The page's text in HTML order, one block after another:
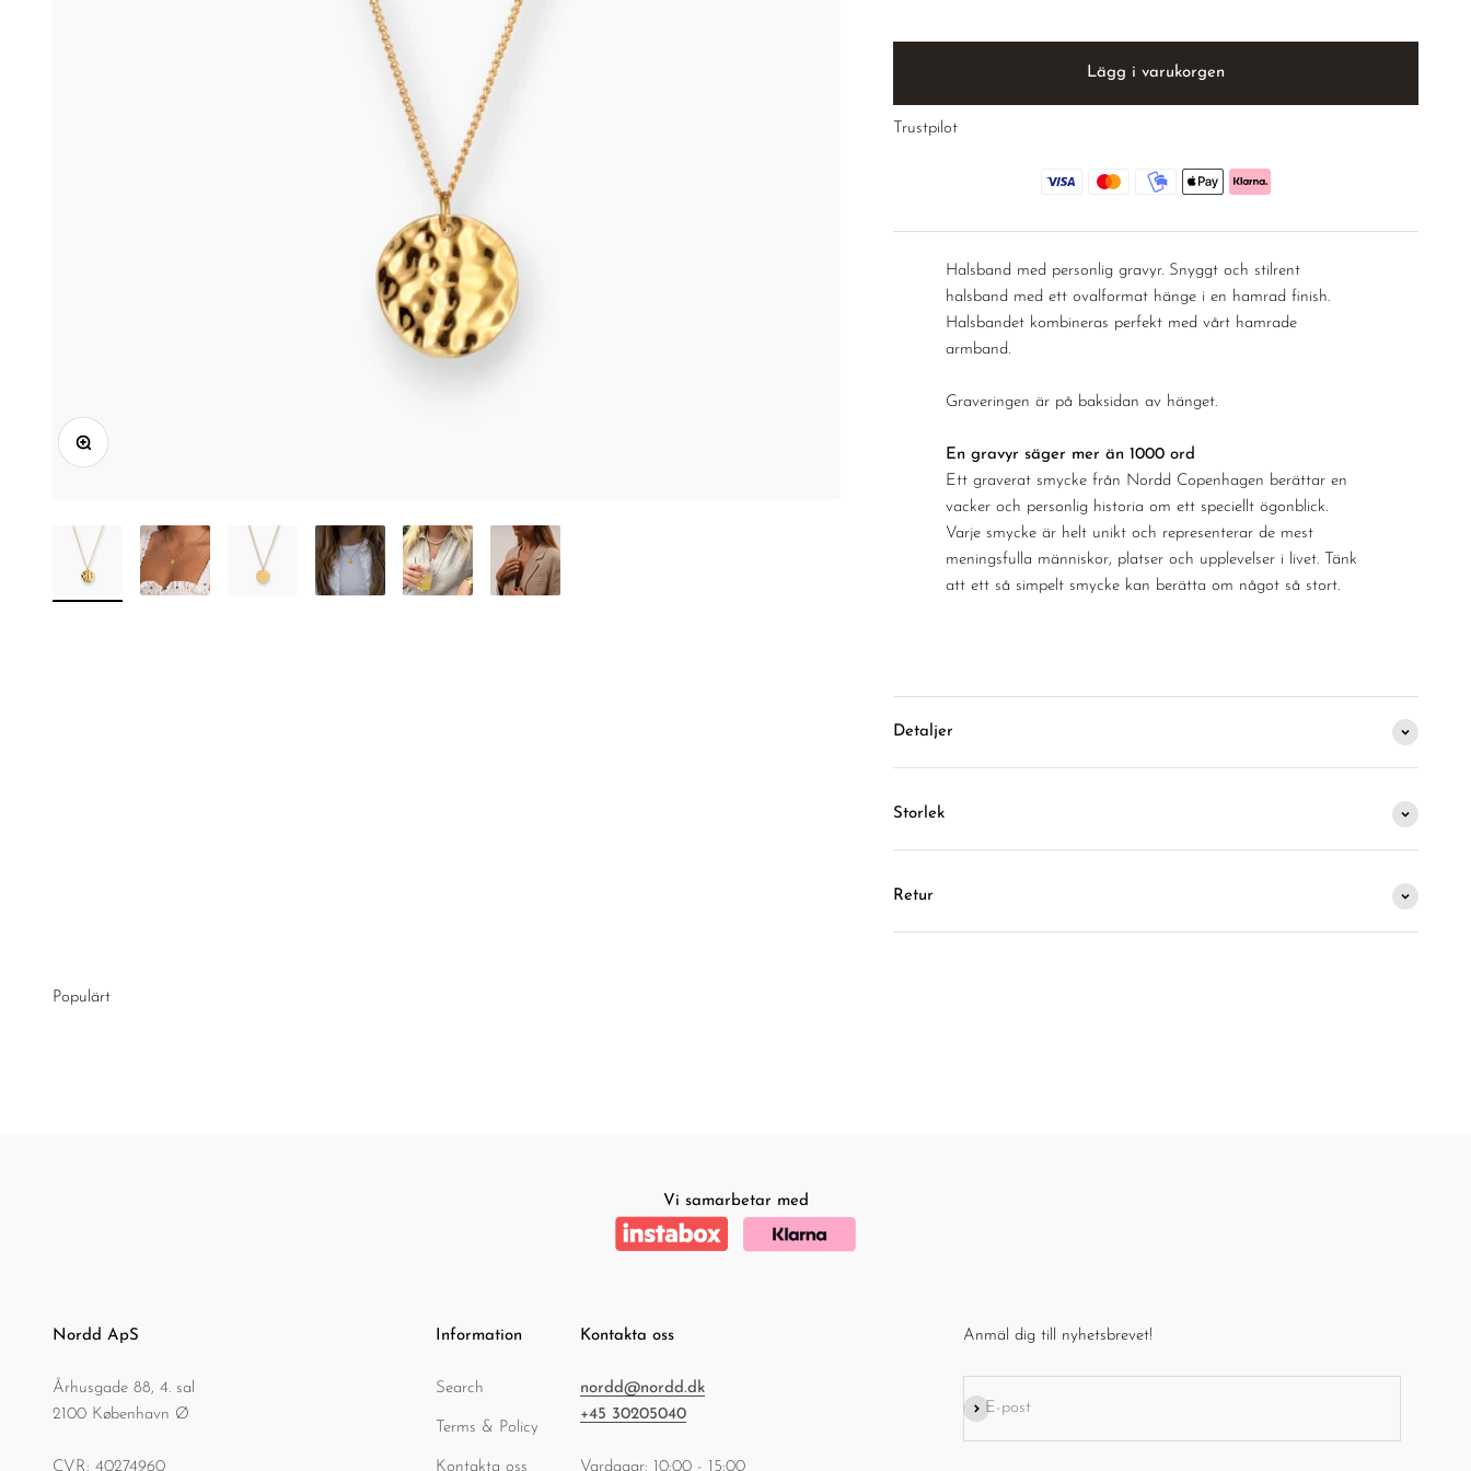
Zooma
Lägg i varukorgen
Trustpilot
Halsband med personlig gravyr. Snyggt och stilrent
halsband med ett ovalformat hänge i en hamrad finish.
Halsbandet kombineras perfekt med vårt hamrade
armband.
Graveringen är på baksidan av hänget.
En gravyr säger mer än 1000 ord
Ett graverat smycke från Nordd Copenhagen berättar en
vacker och personlig historia om ett speciellt ögonblick.
Varje smycke är helt unikt och representerar de mest
meningsfulla människor, platser och upplevelser i livet. Tänk
att ett så simpelt smycke kan berätta om något så stort.
Detaljer
Storlek
Retur
Populärt
Vi samarbetar med
Nordd ApS
Århusgade 88, 4. sal
2100 København Ø
CVR: 40274960
Information
Search
Terms & Policy
Kontakta oss
Kontakta oss
nordd@nordd.dk
+45 30205040
Vardagar: 10:00 - 15:00
Anmäl dig till nyhetsbrevet!
E-post
Prenumerera